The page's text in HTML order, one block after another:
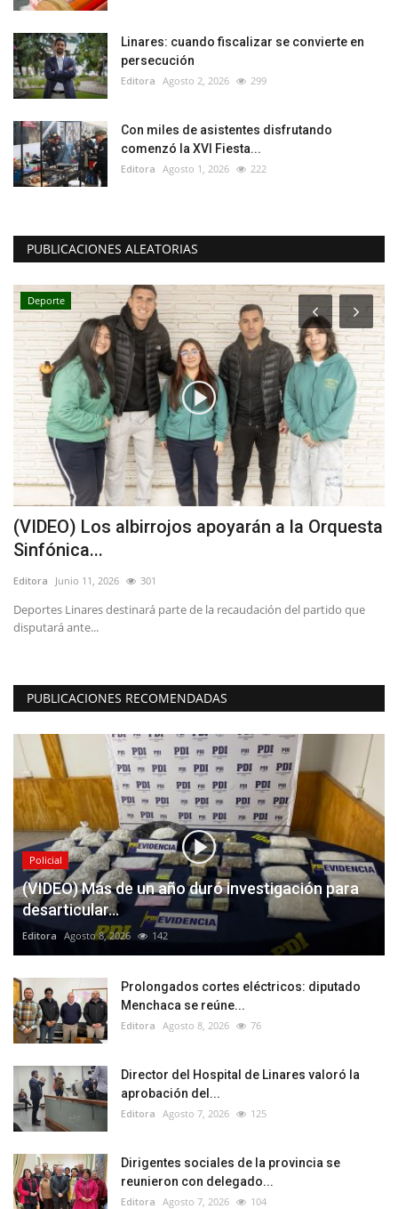
Linares: cuando fiscalizar se convierte en
persecución
Editora Agosto 2, 2026 299
Con miles de asistentes disfrutando
comenzó la XVI Fiesta...
Editora Agosto 1, 2026 222
PUBLICACIONES ALEATORIAS
Deporte
(VIDEO) Los albirrojos apoyarán a la Orquesta
Sinfónica...
Editora Junio 11, 2026 301
Deportes Linares destinará parte de la recaudación del partido que
disputará ante...
PUBLICACIONES RECOMENDADAS
Policial
(VIDEO) Más de un año duró investigación para
desarticular...
Editora Agosto 8, 2026 142
Prolongados cortes eléctricos: diputado
Menchaca se reúne...
Editora Agosto 8, 2026 76
Director del Hospital de Linares valoró la
aprobación del...
Editora Agosto 7, 2026 125
Dirigentes sociales de la provincia se
reunieron con delegado...
Editora Agosto 7, 2026 104